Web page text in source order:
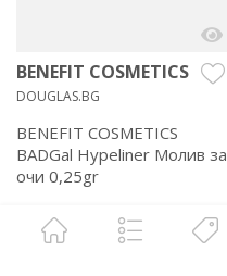
BENEFIT COSMETICS
DOUGLAS.BG
BENEFIT COSMETICS
BADGal Hypeliner Молив за
очи 0,25gr
€ 28.00
€ 23.80 46.55 лв.